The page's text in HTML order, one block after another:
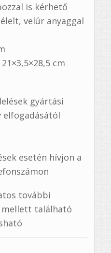
is kérhető
velúr anyaggal
cm
gyártási
elfogadásától
esetén hívjon a
további
mellett található